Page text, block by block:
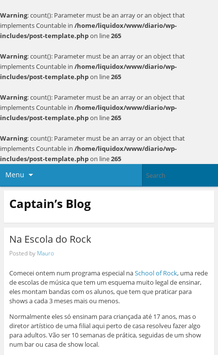
Warning: count(): Parameter must be an array or an object that
implements Countable in /home/liquidox/www/diario/wp-
includes/post-template.phpon line265
Warning: count(): Parameter must be an array or an object that
implements Countable in /home/liquidox/www/diario/wp-
includes/post-template.phpon line265
Warning: count(): Parameter must be an array or an object that
implements Countable in /home/liquidox/www/diario/wp-
includes/post-template.phpon line265
Warning: count(): Parameter must be an array or an object that
implements Countable in /home/liquidox/www/diario/wp-
includes/post-template.phpon line265
Menu
Captain’s Blog
Na Escola do Rock
Posted by Mauro
Comecei ontem num programa especial naSchool of Rock, uma rede
de escolas de música que tem um esquema muito legal de ensinar,
eles montam bandas com os alunos, que tem que praticar para
shows a cada 3 meses mais ou menos.
Normalmente eles só ensinam para criançada até 17 anos, mas o
diretor artístico de uma filial aqui perto de casa resolveu fazer algo
para adultos. Vão ser 10 semanas de prática, seguidas de um show
num bar ou casa de show local.